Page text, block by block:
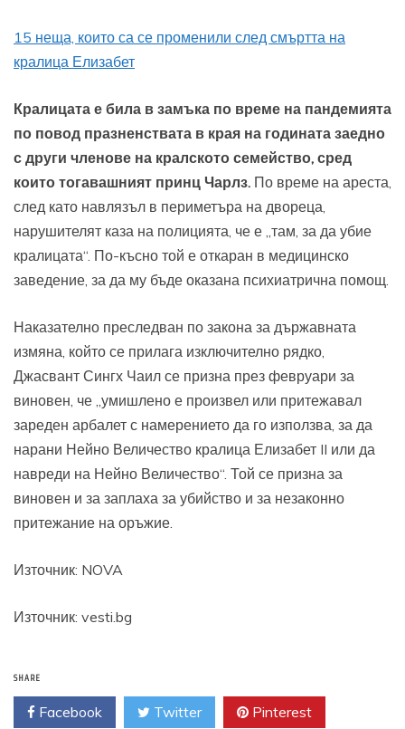
15 неща, които са се променили след смъртта на
кралица Елизабет
Кралицата е била в замъка по време на пандемията
по повод празненствата в края на годината заедно
с други членове на кралското семейство, сред
които тогавашният принц Чарлз. По време на ареста,
след като навлязъл в периметъра на двореца,
нарушителят каза на полицията, че е „там, за да убие
кралицата“. По-късно той е откаран в медицинско
заведение, за да му бъде оказана психиатрична помощ.
Наказателно преследван по закона за държавната
измяна, който се прилага изключително рядко,
Джасвант Сингх Чаил се призна през февруари за
виновен, че „умишлено е произвел или притежавал
зареден арбалет с намерението да го използва, за да
нарани Нейно Величество кралица Елизабет II или да
навреди на Нейно Величество“. Той се призна за
виновен и за заплаха за убийство и за незаконно
притежание на оръжие.
Източник: NOVA
Източник: vesti.bg
SHARE
Facebook Twitter Pinterest